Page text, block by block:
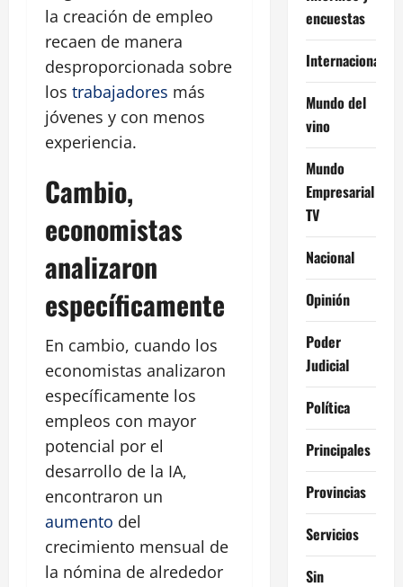
la creación de empleo
recaen de manera
desproporcionada sobre
los trabajadores más
jóvenes y con menos
experiencia.
Cambio,
economistas
analizaron
específicamente
En cambio, cuando los
economistas analizaron
específicamente los
empleos con mayor
potencial por el
desarrollo de la IA,
encontraron un
aumento del
crecimiento mensual de
la nómina de alrededor
encuestas
Internacional
Mundo del
vino
Mundo
Empresarial
TV
Nacional
Opinión
Poder
Judicial
Política
Principales
Provincias
Servicios
Sin